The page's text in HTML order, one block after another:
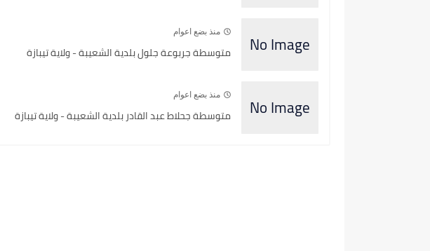
منذ بضع اعوام
متوسطة جربوعة جلول بلدية الشعيبة - ولاية تيبازة
منذ بضع اعوام
متوسطة جحلاط عبد القادر بلدية الشعيبة - ولاية تيبازة